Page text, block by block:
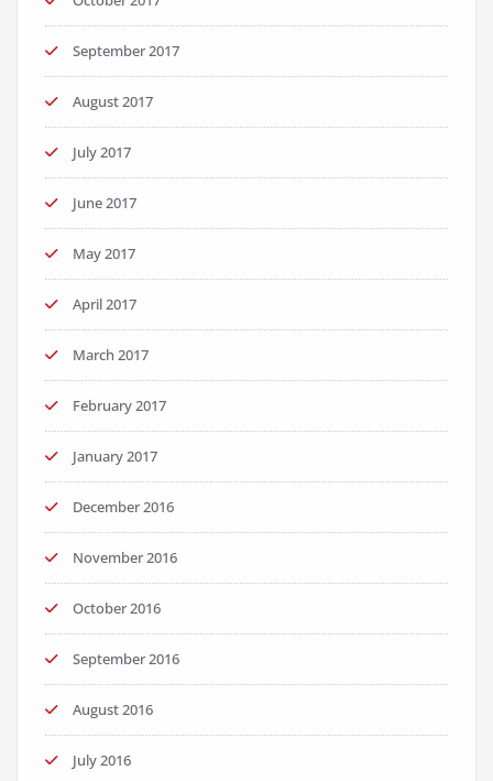
September 2017
August 2017
July 2017
June 2017
May 2017
April 2017
March 2017
February 2017
January 2017
December 2016
November 2016
October 2016
September 2016
August 2016
July 2016